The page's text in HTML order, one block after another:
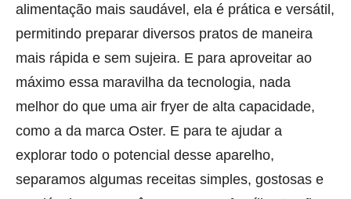
alimentação mais saudável, ela é prática e versátil,
permitindo preparar diversos pratos de maneira
mais rápida e sem sujeira. E para aproveitar ao
máximo essa maravilha da tecnologia, nada
melhor do que uma air fryer de alta capacidade,
como a da marca Oster. E para te ajudar a
explorar todo o potencial desse aparelho,
separamos algumas receitas simples, gostosas e